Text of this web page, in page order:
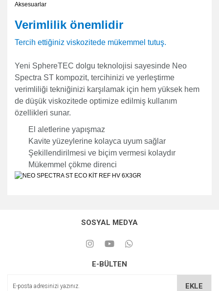
Aksesuarlar
Verimlilik önemlidir
Tercih ettiğiniz viskozitede mükemmel tutuş.
Yeni SphereTEC dolgu teknolojisi sayesinde Neo
Spectra ST kompozit, tercihinizi ve yerleştirme
verimliliği tekniğinizi karşılamak için hem yüksek hem
de düşük viskozitede optimize edilmiş kullanım
özellikleri sunar.
El aletlerine yapışmaz
Kavite yüzeylerine kolayca uyum sağlar
Şekillendirilmesi ve biçim vermesi kolaydır
Mükemmel çökme direnci
SOSYAL MEDYA
E-BÜLTEN
EKLE